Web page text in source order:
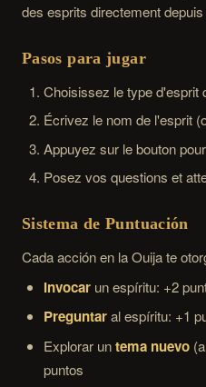
des esprits directement
Pasos para jugar
Choisissez le type d'esprit
Écrivez le nom de l'esprit
Appuyez sur le bouton
Posez vos questions et
Sistema de Puntuación
Cada acción en la Ouija te
Invocar un espíritu: +2
Preguntaral espíritu: +1
Explorar untema nuevo
puntos